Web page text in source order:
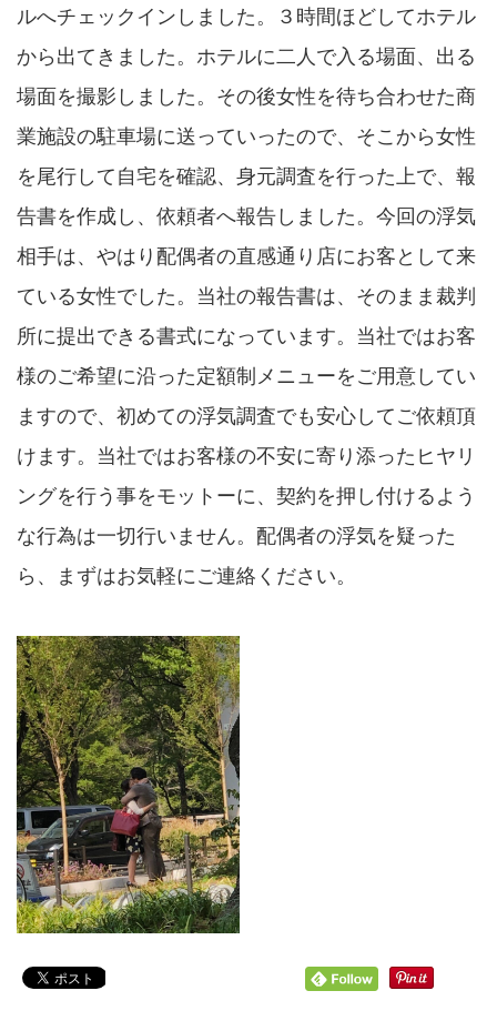
ルへチェックインしました。３時間ほどしてホテル
から出てきました。ホテルに二人で入る場面、出る
場面を撮影しました。その後女性を待ち合わせた商
業施設の駐車場に送っていったので、そこから女性
を尾行して自宅を確認、身元調査を行った上で、報
告書を作成し、依頼者へ報告しました。今回の浮気
相手は、やはり配偶者の直感通り店にお客として来
ている女性でした。当社の報告書は、そのまま裁判
所に提出できる書式になっています。当社ではお客
様のご希望に沿った定額制メニューをご用意してい
ますので、初めての浮気調査でも安心してご依頼頂
けます。当社ではお客様の不安に寄り添ったヒヤリ
ングを行う事をモットーに、契約を押し付けるよう
な行為は一切行いません。配偶者の浮気を疑った
ら、まずはお気軽にご連絡ください。